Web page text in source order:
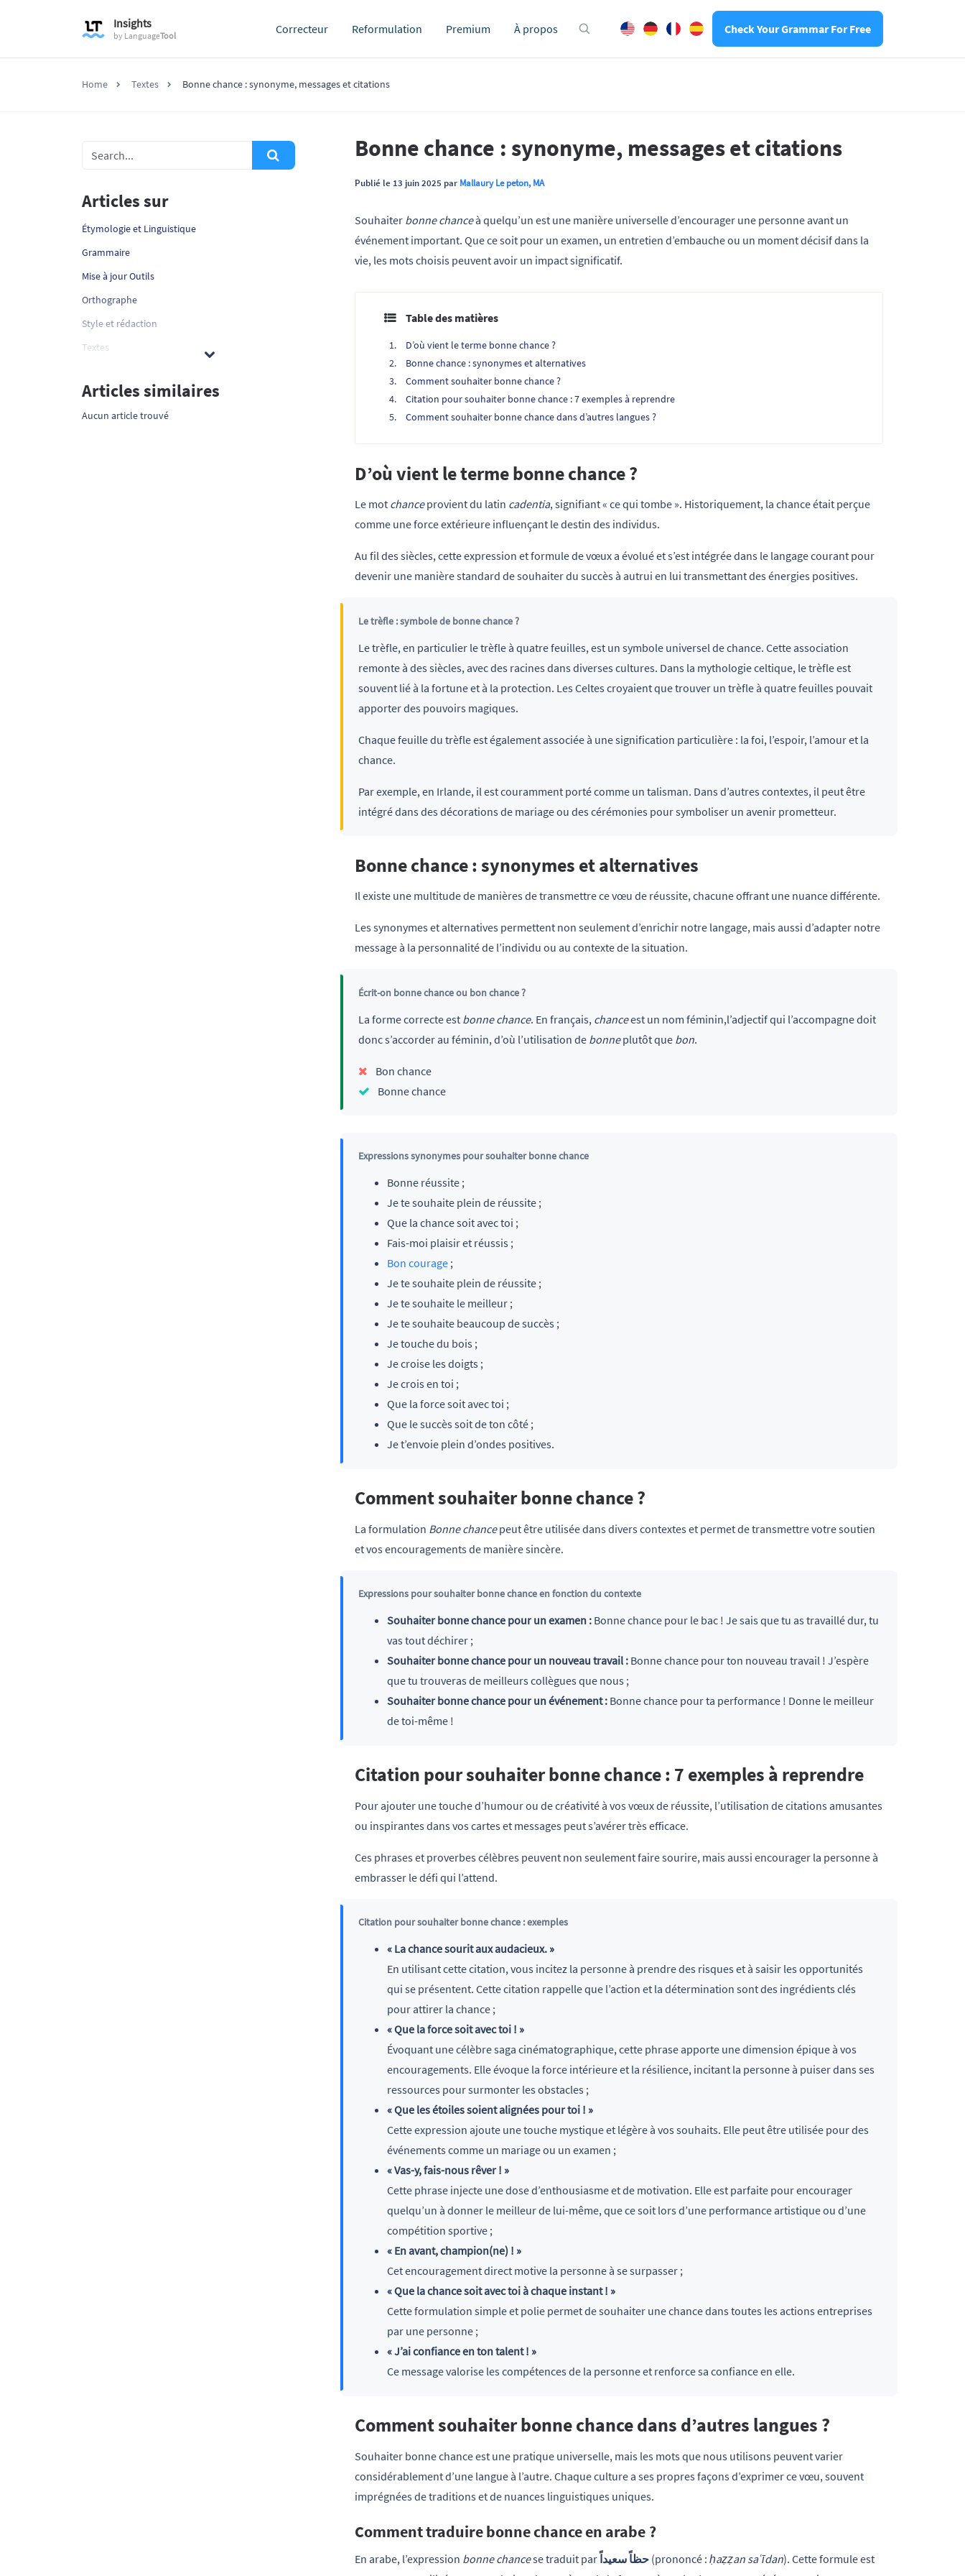
Insights
by LanguageTool Correcteur Reformulation Premium À propos Check Your Grammar For Free
Home Textes Bonne chance : synonyme, messages et citations
Bonne chance : synonyme, messages et citations
Publié le 13 juin 2025 par Mallaury Le peton, MA
Souhaiter bonne chanceà quelqu’un est une manière universelle d’encourager une personne avant un
événement important. Que ce soit pour un examen, un entretien d’embauche ou un moment décisif dans la
vie, les mots choisis peuvent avoir un impact significatif.
Table des matières
D’où vient le terme bonne chance ?
Bonne chance : synonymes et alternatives
Comment souhaiter bonne chance ?
Citation pour souhaiter bonne chance : 7 exemples à reprendre
Comment souhaiter bonne chance dans d’autres langues ?
D’où vient le terme bonne chance ?
Le mot chanceprovient du latin cadentia, signifiant « ce qui tombe ». Historiquement, la chance était perçue
comme une force extérieure influençant le destin des individus.
Au fil des siècles, cette expression et formule de vœux a évolué et s’est intégrée dans le langage courant pour
devenir une manière standard de souhaiter du succès à autrui en lui transmettant des énergies positives.
Le trèfle : symbole de bonne chance ?
Le trèfle, en particulier le trèfle à quatre feuilles, est un symbole universel de chance. Cette association
remonte à des siècles, avec des racines dans diverses cultures. Dans la mythologie celtique, le trèfle est
souvent lié à la fortune et à la protection. Les Celtes croyaient que trouver un trèfle à quatre feuilles pouvait
apporter des pouvoirs magiques.
Chaque feuille du trèfle est également associée à une signification particulière : la foi, l’espoir, l’amour et la
chance.
Par exemple, en Irlande, il est couramment porté comme un talisman. Dans d’autres contextes, il peut être
intégré dans des décorations de mariage ou des cérémonies pour symboliser un avenir prometteur.
Bonne chance : synonymes et alternatives
Il existe une multitude de manières de transmettre ce vœu de réussite, chacune offrant une nuance différente.
Les synonymes et alternatives permettent non seulement d’enrichir notre langage, mais aussi d’adapter notre
message à la personnalité de l’individu ou au contexte de la situation.
Écrit-on bonne chance ou bon chance ?
La forme correcte est bonne chance. En français, chanceest un nom féminin,l’adjectif qui l’accompagne doit
donc s’accorder au féminin, d’où l’utilisation de bonneplutôt que bon.
Bon chance
Bonne chance
Expressions synonymes pour souhaiter bonne chance
Bonne réussite ;
Je te souhaite plein de réussite ;
Que la chance soit avec toi ;
Fais-moi plaisir et réussis ;
Bon courage;
Je te souhaite plein de réussite ;
Je te souhaite le meilleur ;
Je te souhaite beaucoup de succès ;
Je touche du bois ;
Je croise les doigts ;
Je crois en toi ;
Que la force soit avec toi ;
Que le succès soit de ton côté ;
Je t’envoie plein d’ondes positives.
Comment souhaiter bonne chance ?
La formulation Bonne chancepeut être utilisée dans divers contextes et permet de transmettre votre soutien
et vos encouragements de manière sincère.
Expressions pour souhaiter bonne chance en fonction du contexte
Souhaiter bonne chance pour un examen :Bonne chance pour le bac ! Je sais que tu as travaillé dur, tu
vas tout déchirer ;
Souhaiter bonne chance pour un nouveau travail :Bonne chance pour ton nouveau travail ! J’espère
que tu trouveras de meilleurs collègues que nous ;
Souhaiter bonne chance pour un événement :Bonne chance pour ta performance ! Donne le meilleur
de toi-même !
Citation pour souhaiter bonne chance : 7 exemples à reprendre
Pour ajouter une touche d’humour ou de créativité à vos vœux de réussite, l’utilisation de citations amusantes
ou inspirantes dans vos cartes et messages peut s’avérer très efficace.
Ces phrases et proverbes célèbres peuvent non seulement faire sourire, mais aussi encourager la personne à
embrasser le défi qui l’attend.
Citation pour souhaiter bonne chance : exemples
« La chance sourit aux audacieux. »
En utilisant cette citation, vous incitez la personne à prendre des risques et à saisir les opportunités
qui se présentent. Cette citation rappelle que l’action et la détermination sont des ingrédients clés
pour attirer la chance ;
« Que la force soit avec toi ! »
Évoquant une célèbre saga cinématographique, cette phrase apporte une dimension épique à vos
encouragements. Elle évoque la force intérieure et la résilience, incitant la personne à puiser dans ses
ressources pour surmonter les obstacles ;
« Que les étoiles soient alignées pour toi ! »
Cette expression ajoute une touche mystique et légère à vos souhaits. Elle peut être utilisée pour des
événements comme un mariage ou un examen ;
« Vas-y, fais-nous rêver ! »
Cette phrase injecte une dose d’enthousiasme et de motivation. Elle est parfaite pour encourager
quelqu’un à donner le meilleur de lui-même, que ce soit lors d’une performance artistique ou d’une
compétition sportive ;
« En avant, champion(ne) ! »
Cet encouragement direct motive la personne à se surpasser ;
« Que la chance soit avec toi à chaque instant ! »
Cette formulation simple et polie permet de souhaiter une chance dans toutes les actions entreprises
par une personne ;
« J’ai confiance en ton talent ! »
Ce message valorise les compétences de la personne et renforce sa confiance en elle.
Comment souhaiter bonne chance dans d’autres langues ?
Souhaiter bonne chance est une pratique universelle, mais les mots que nous utilisons peuvent varier
considérablement d’une langue à l’autre. Chaque culture a ses propres façons d’exprimer ce vœu, souvent
imprégnées de traditions et de nuances linguistiques uniques.
Comment traduire bonne chance en arabe ?
En arabe, l’expression bonne chancese traduit par حظاً سعيداً (prononcé : ḥaẓẓan saʿīdan). Cette formule est
Articles sur
Étymologie et Linguistique
Grammaire
Mise à jour Outils
Orthographe
Style et rédaction
Textes
Articles similaires
Aucun article trouvé